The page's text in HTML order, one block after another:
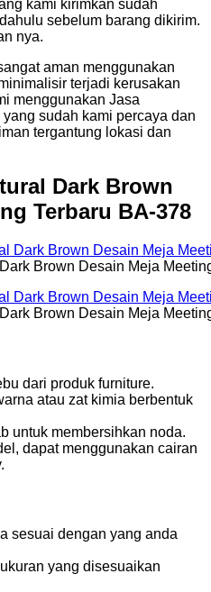
kami kirimkan sudah
sebelum barang dikirim.
nya.
aman menggunakan
terjadi kerusakan
menggunakan Jasa
sudah kami percaya dan
tergantung lokasi dan
Dark Brown
Terbaru BA-378
Brown Desain Meja
Brown Desain Meja
dari produk furniture.
atau zat kimia berbentuk
untuk membersihkan noda.
dapat menggunakan cairan
sesuai dengan yang anda
yang disesuaikan